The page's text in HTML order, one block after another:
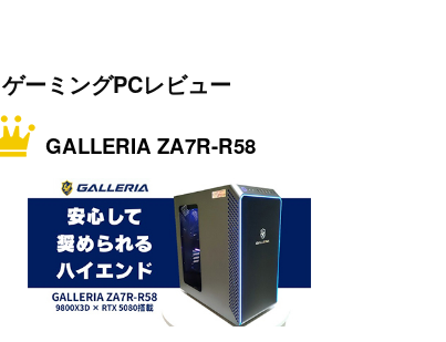
ゲーミングPCレビュー
GALLERIA ZA7R-R58